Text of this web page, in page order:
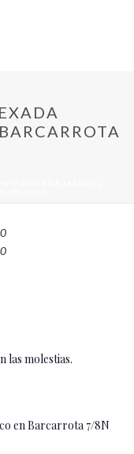
las molestias.
en Barcarrota 7/8N